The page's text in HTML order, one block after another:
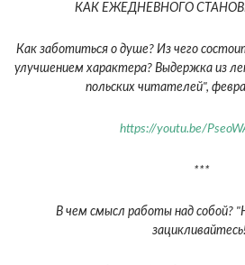
КАК ЕЖЕДНЕВНОГО
Как заботиться о душе? Из чего
улучшением характера? Выдержка из
польских читателей",
https://youtu.be/
***
В чем смысл работы над собой?